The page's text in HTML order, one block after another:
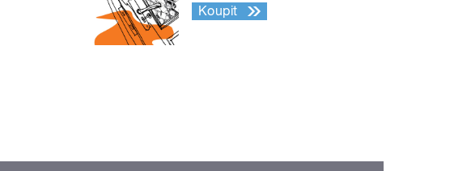
Koupit